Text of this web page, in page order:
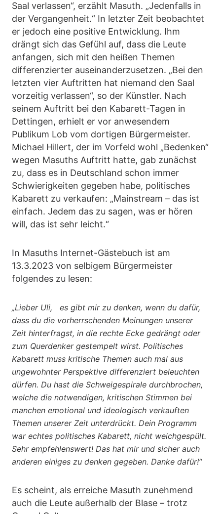
Saal verlassen“, erzählt Masuth. „Jedenfalls in
der Vergangenheit.“ In letzter Zeit beobachtet
er jedoch eine positive Entwicklung. Ihm
drängt sich das Gefühl auf, dass die Leute
anfangen, sich mit den heißen Themen
differenzierter auseinanderzusetzen. „Bei den
letzten vier Auftritten hat niemand den Saal
vorzeitig verlassen“, so der Künstler. Nach
seinem Auftritt bei den Kabarett-Tagen in
Dettingen, erhielt er vor anwesendem
Publikum Lob vom dortigen Bürgermeister.
Michael Hillert, der im Vorfeld wohl „Bedenken“
wegen Masuths Auftritt hatte, gab zunächst
zu, dass es in Deutschland schon immer
Schwierigkeiten gegeben habe, politisches
Kabarett zu verkaufen: „Mainstream – das ist
einfach. Jedem das zu sagen, was er hören
will, das ist sehr leicht.“
In Masuths Internet-Gästebuch ist am
13.3.2023 von selbigem Bürgermeister
folgendes zu lesen:
„Lieber Uli, es gibt mir zu denken, wenn du dafür,
dass du die vorherrschenden Meinungen unserer
Zeit hinterfragst, in die rechte Ecke gedrängt oder
zum Querdenker gestempelt wirst. Politisches
Kabarett muss kritische Themen auch mal aus
ungewohnter Perspektive differenziert beleuchten
dürfen. Du hast die Schweigespirale durchbrochen,
welche die notwendigen, kritischen Stimmen bei
manchen emotional und ideologisch verkauften
Themen unserer Zeit unterdrückt. Dein Programm
war echtes politisches Kabarett, nicht weichgespült.
Sehr empfehlenswert! Das hat mir und sicher auch
anderen einiges zu denken gegeben. Danke dafür!“
Es scheint, als erreiche Masuth zunehmend
auch die Leute außerhalb der Blase – trotz